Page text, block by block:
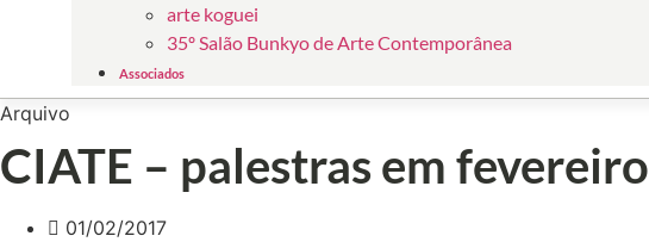
arte koguei
35º Salão Bunkyo de Arte Contemporânea
Associados
Arquivo
CIATE – palestras em fevereiro
01/02/2017